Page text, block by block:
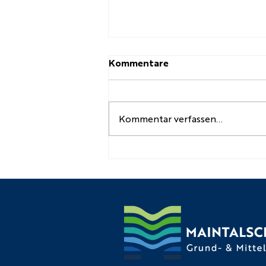
Kommentare
Kommentar verfassen...